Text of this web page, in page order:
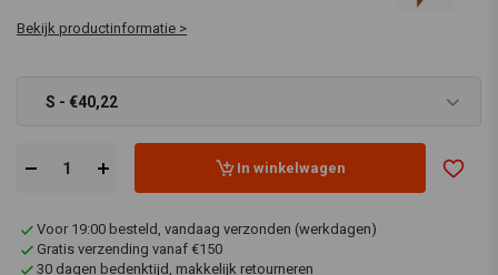
Bekijk productinformatie >
S - €40,22
In winkelwagen
Voor 19:00 besteld, vandaag verzonden (werkdagen)
Gratis verzending vanaf €150
30 dagen bedenktijd, makkelijk retourneren